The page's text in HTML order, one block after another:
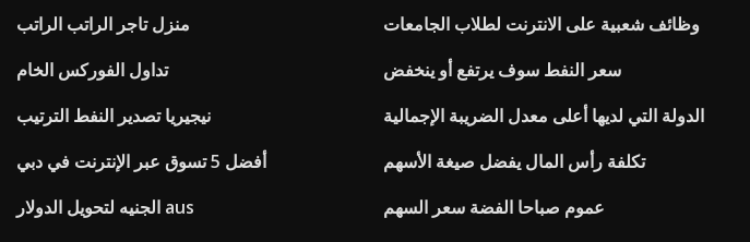
منزل تاجر الراتب الراتب
تداول الفوركس الخام
نيجيريا تصدير النفط الترتيب
أفضل 5 تسوق عبر الإنترنت في دبي
الجنيه لتحويل الدولار aus
وظائف شعبية على الانترنت لطلاب الجامعات
سعر النفط سوف يرتفع أو ينخفض
الدولة التي لديها أعلى معدل الضريبة الإجمالية
تكلفة رأس المال يفضل صيغة الأسهم
عموم صباحا الفضة سعر السهم